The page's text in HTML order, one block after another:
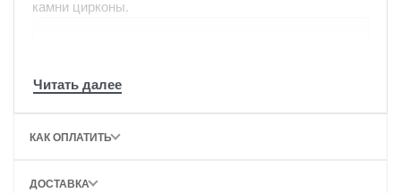
камни цирконы.
КАК ОПЛАТИТЬ
ДОСТАВКА